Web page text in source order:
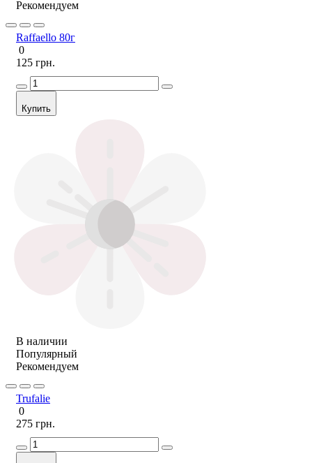
Рекомендуем
Raffaello 80г
0
125 грн.
Купить
В наличии
Популярный
Рекомендуем
Trufalie
0
275 грн.